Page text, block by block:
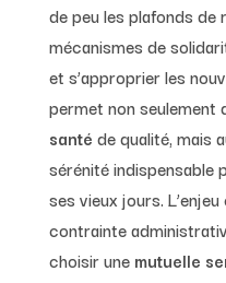
de peu les plafonds de
mécanismes de
et s’approprier les
permet non seulement
santé de qualité, mais
sérénité indispensable
ses vieux jours.
contrainte
choisir une mutuelle